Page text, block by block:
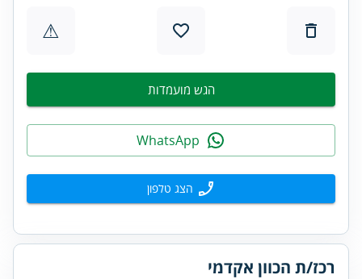
⚠
הגש מועמדות
הצג טלפון
רכז/ת הכוון אקדמי